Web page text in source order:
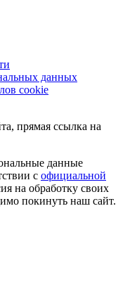
данных
сookie
прямая ссылка на
данные
с официальной
на обработку своих
покинуть наш сайт.